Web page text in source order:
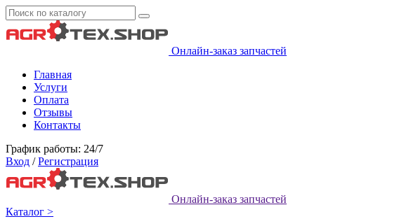
Онлайн-заказ запчастей
Главная
Услуги
Оплата
Отзывы
Контакты
График работы: 24/7
Вход / Регистрация
Онлайн-заказ запчастей
Каталог >